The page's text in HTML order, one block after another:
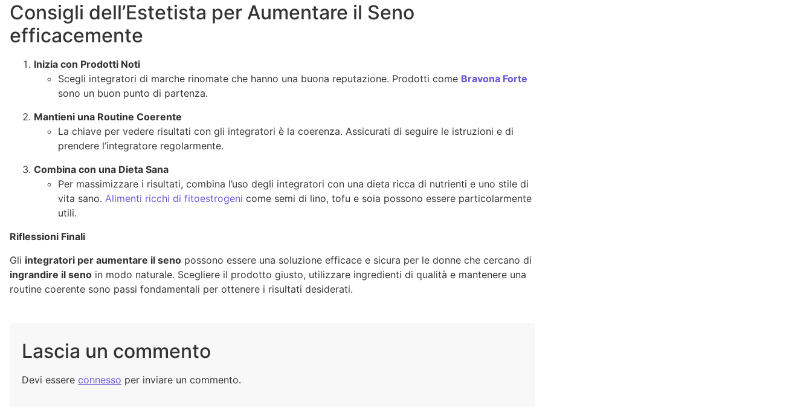
Consigli dell’Estetista per Aumentare il Seno
efficacemente
Inizia con Prodotti Noti
Scegli integratori di marche rinomate che hanno una buona reputazione. Prodotti come Bravona Forte
sono un buon punto di partenza.
Mantieni una Routine Coerente
La chiave per vedere risultati con gli integratori è la coerenza. Assicurati di seguire le istruzioni e di
prendere l’integratore regolarmente.
Combina con una Dieta Sana
Per massimizzare i risultati, combina l’uso degli integratori con una dieta ricca di nutrienti e uno stile di
vita sano. Alimenti ricchi di fitoestrogeni come semi di lino, tofu e soia possono essere particolarmente
utili.
Riflessioni Finali
Gli integratori per aumentare il seno possono essere una soluzione efficace e sicura per le donne che cercano di
ingrandire il seno in modo naturale. Scegliere il prodotto giusto, utilizzare ingredienti di qualità e mantenere una
routine coerente sono passi fondamentali per ottenere i risultati desiderati.
Lascia un commento
Devi essere connesso per inviare un commento.